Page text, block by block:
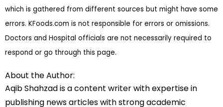
which is gathered from different sources but might have some
errors. KFoods.com is not responsible for errors or omissions.
Doctors and Hospital officials are not necessarily required to
respond or go through this page.
About the Author:
Aqib Shahzad is a content writer with expertise in
publishing news articles with strong academic